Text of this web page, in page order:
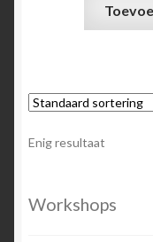
Enig resultaat
Workshops